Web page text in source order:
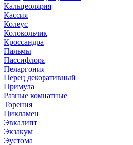
Кальцеолярия
Кассия
Колеус
Колокольчик
Кроссандра
Пальмы
Пассифлора
Пеларгония
Перец декоративный
Примула
Разные комнатные
Торения
Цикламен
Эвкалипт
Экзакум
Эустома